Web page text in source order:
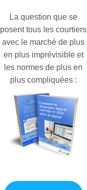
La question que se
posent tous les courtiers
avec le marché de plus
en plus imprévisible et
les normes de plus en
plus compliquées :